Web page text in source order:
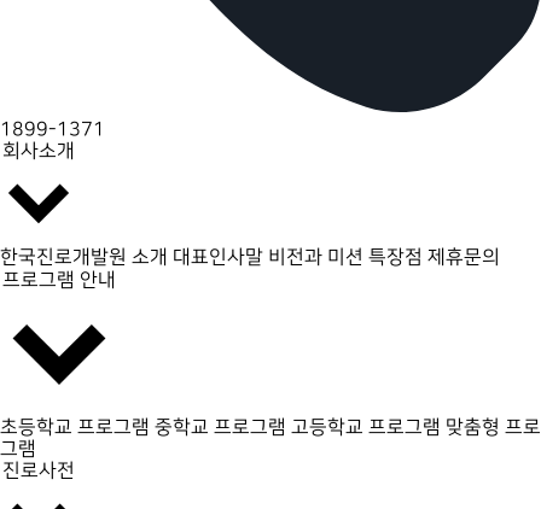
1899-1371
회사소개
한국진로개발원 소개 대표인사말 비전과 미션 특장점 제휴문의
프로그램 안내
초등학교 프로그램 중학교 프로그램 고등학교 프로그램 맞춤형 프로
그램
진로사전